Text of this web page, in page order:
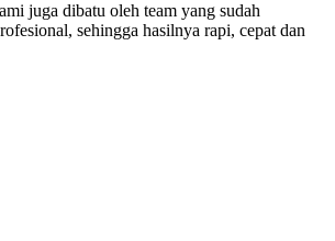
juga dibatu oleh team yang sudah
sehingga hasilnya rapi, cepat dan